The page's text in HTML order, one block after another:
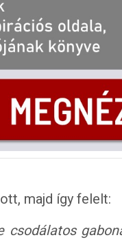
majd így felelt:
csodálatos